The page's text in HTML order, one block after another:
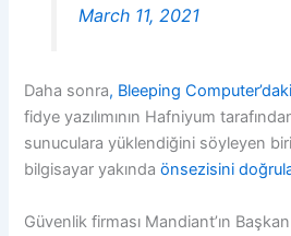
March 11, 2021
Daha sonra, Bleeping
fidye yazılımının Hafniyum
sunuculara yüklendiğini söyleyen
bilgisayar yakındaönsezisini
Güvenlik firması Mandiant’ın Başkan